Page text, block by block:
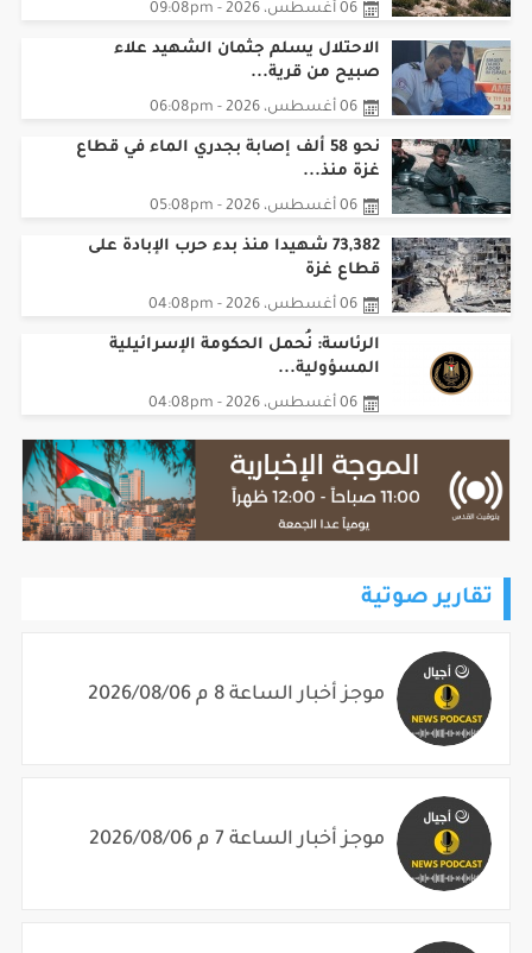
06 أغسطس، 2026 - 09:08pm
الاحتلال يسلم جثمان الشهيد علاء
صبيح من قرية...
06 أغسطس، 2026 - 06:08pm
نحو 58 ألف إصابة بجدري الماء في قطاع
غزة منذ...
06 أغسطس، 2026 - 05:08pm
73,382 شهيدا منذ بدء حرب الإبادة على
قطاع غزة
06 أغسطس، 2026 - 04:08pm
الرئاسة: نُحمل الحكومة الإسرائيلية
المسؤولية...
06 أغسطس، 2026 - 04:08pm
تقارير صوتية
موجز أخبار الساعة 8 م 2026/08/06
موجز أخبار الساعة 7 م 2026/08/06